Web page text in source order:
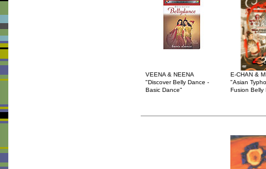
VEENA & NEENA
"Discover Belly Dance -
Basic Dance"
E-CHAN &
"Asian
Fusion Belly